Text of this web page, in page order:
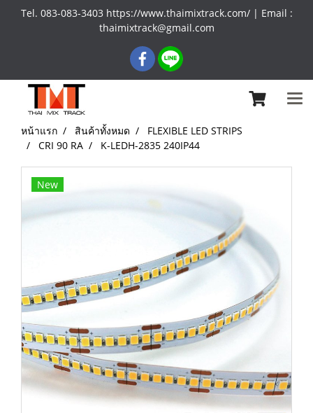
Tel. 083-083-3403 https://www.thaimixtrack.com/ | Email :
thaimixtrack@gmail.com
หน้าแรก สินค้าทั้งหมด
FLEXIBLE LED STRIPS
CRI 90 RA
K-LEDH-2835 240IP44
New